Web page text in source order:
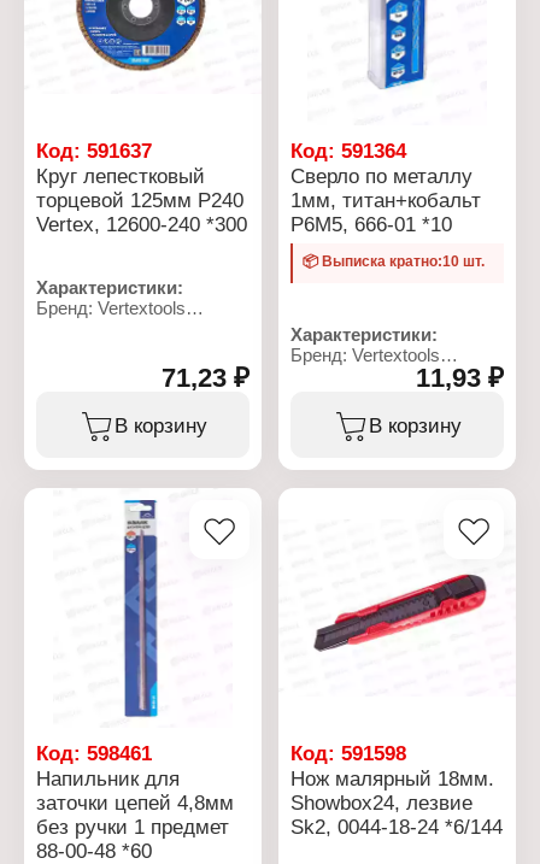
Упаковка: в коробке
Упаковка: в коробке
Код: 591637
Круг лепестковый
торцевой 125мм Р240
Vertex, 12600-240 *300
Характеристики:
Бренд: Vertextools
шлифовальный
Форма: лепестковый
Вид: торцевой
Диаметр: 125 мм
Шлифовальный
материал: оксид
Максимальная частота
вращения: 13300 об/мин
71,23 ₽
В корзину
Код:591364
Сверло по металлу
1мм, титан+кобальт
Р6М5, 666-01 *10
📦 Выписка кратно:10 шт.
Характеристики:
Бренд: Vertextools
Артикул: 666-01
Тип товара: Сверло
Назначение: по металлу
Диаметр: 1 мм
Рабочая длина: 15 мм
Угол заточки: 118
градусов
11,93 ₽
В корзину
Код: 598461
Напильник для
заточки цепей 4,8мм
без ручки 1 предмет
88-00-48 *60
Код:591598
Нож малярный 18мм.
Showbox24, лезвие
Sk2, 0044-18-24 *6/144